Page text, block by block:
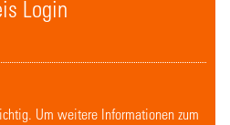
Login
Um weitere Informationen zum